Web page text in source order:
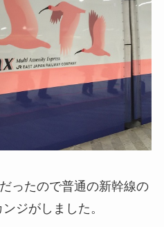
ったので普通の新幹線の
ジがしました。